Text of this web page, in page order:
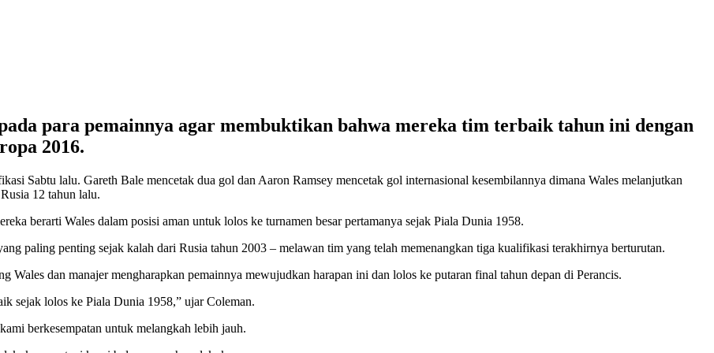
para pemainnya agar membuktikan bahwa mereka tim terbaik tahun ini dengan
2016.
Sabtu lalu. Gareth Bale mencetak dua gol dan Aaron Ramsey mencetak gol internasional kesembilannya dimana Wales melanjutkan
12 tahun lalu.
berarti Wales dalam posisi aman untuk lolos ke turnamen besar pertamanya sejak Piala Dunia 1958.
paling penting sejak kalah dari Rusia tahun 2003 – melawan tim yang telah memenangkan tiga kualifikasi terakhirnya berturutan.
Wales dan manajer mengharapkan pemainnya mewujudkan harapan ini dan lolos ke putaran final tahun depan di Perancis.
sejak lolos ke Piala Dunia 1958,” ujar Coleman.
berkesempatan untuk melangkah lebih jauh.